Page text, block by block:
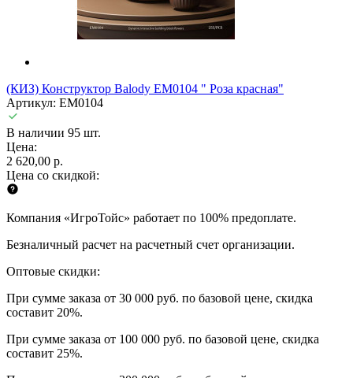
(КИЗ) Конструктор Balody EM0104 " Роза красная"
Артикул: EM0104
В наличии 95 шт.
Цена:
2 620,00 р.
Цена со скидкой:
Компания «ИгроТойс» работает по 100% предоплате.
Безналичный расчет на расчетный счет организации.
Оптовые скидки:
При сумме заказа от 30 000 руб. по базовой цене, скидка
составит 20%.
При сумме заказа от 100 000 руб. по базовой цене, скидка
составит 25%.